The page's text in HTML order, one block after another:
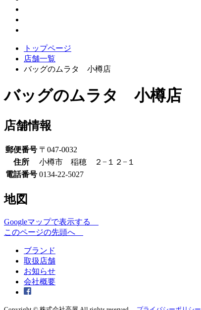
トップページ
店舗一覧
バッグのムラタ 小樽店
バッグのムラタ 小樽店
店舗情報
郵便番号 〒047-0032
住所
小樽市 稲穂 ２−１２−１
電話番号 0134-22-5027
地図
Googleマップで表示する
このページの先頭へ
ブランド
取扱店舗
お知らせ
会社概要